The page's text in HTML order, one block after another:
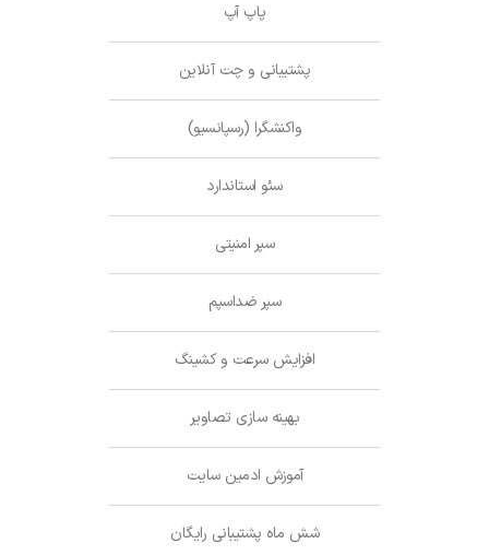
پاپ آپ
پشتیبانی و چت آنلاین
واکنشگرا (رسپانسیو)
سئو استاندارد
سپر امنیتی
سپر ضداسپم
افزایش سرعت و کشینگ
بهینه سازی تصاویر
آموزش ادمین سایت
شش ماه پشتیبانی رایگان